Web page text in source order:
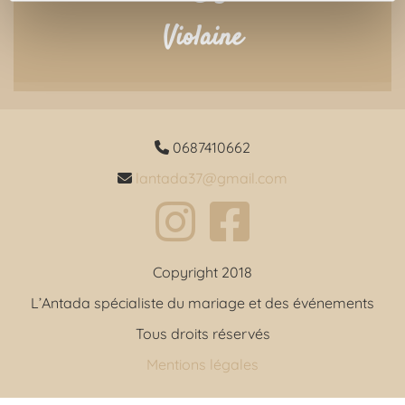
Violaine
 0687410662
 lantada37@gmail.com
Copyright 2018
L’Antada spécialiste du mariage et des événements
Tous droits réservés
Mentions légales